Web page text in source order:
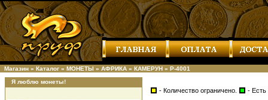
Магазин » Каталог » МОНЕТЫ » АФРИКА » КАМЕРУН » Р-4001
Я люблю монеты!
- Количество ограничено. - Есть